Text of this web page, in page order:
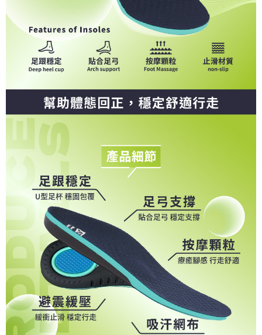
４．使用「AFTEE先享後付」時，將依據個別帳號之用戶狀況，依本公司即
時審查核予不同之上限額度；若仍有額度不足之情形，本公司將視審查結果
請求用戶進行身份認證。
５．嚴禁一人註冊多個帳號或使用他人資訊註冊。若發現惡意使用之情形，
恩沛科技股份有限公司將有權停止該用戶之使用額度並採取法律行動。